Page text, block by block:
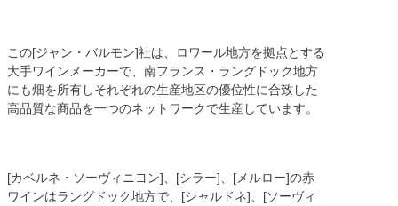
この[ジャン・バルモン]社は、ロワール地方を拠点とする
大手ワインメーカーで、南フランス・ラングドック地方
にも畑を所有しそれぞれの生産地区の優位性に合致した
高品質な商品を一つのネットワークで生産しています。
[カベルネ・ソーヴィニヨン]、[シラー]、[メルロー]の赤
ワインはラングドック地方で、[シャルドネ]、[ソーヴィ